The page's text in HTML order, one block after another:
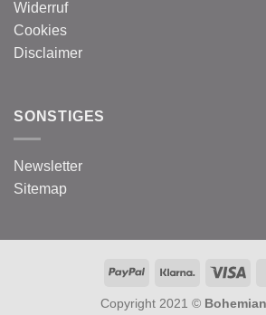
Widerruf
Cookies
Disclaimer
SONSTIGES
Newsletter
Sitemap
PayPal Klarna
Copyright 2021 ©